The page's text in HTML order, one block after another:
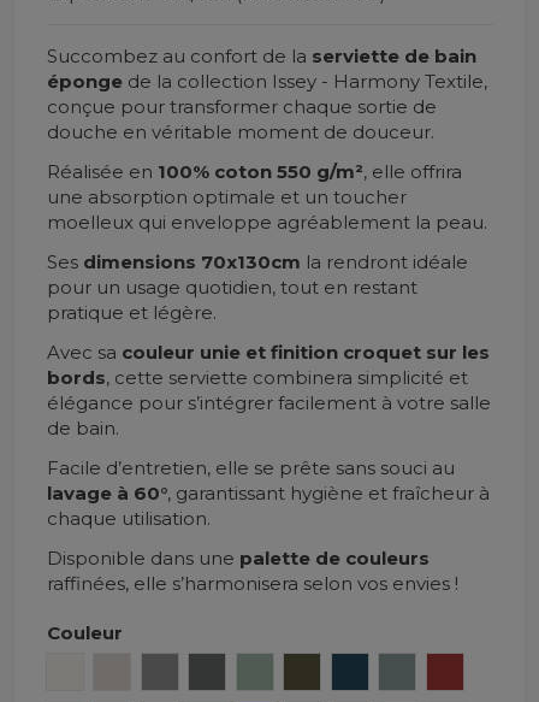
Succombez au confort de la serviette de bain
épongede la collection Issey - Harmony Textile,
conçue pour transformer chaque sortie de
douche en véritable moment de douceur.
Réalisée en 100% coton 550 g/m², elle offrira
une absorption optimale et un toucher
moelleux qui enveloppe agréablement la peau.
Ses dimensions 70x130cm la rendront idéale
pour un usage quotidien, tout en restant
pratique et légère.
Avec sa couleur unie et finition croquet sur les
bords, cette serviette combinera simplicité et
élégance pour s’intégrer facilement à votre salle
de bain.
Facile d’entretien, elle se prête sans souci au
lavage à 60°, garantissant hygiène et fraîcheur à
chaque utilisation.
Disponible dans une palette de couleurs
raffinées, elle s’harmonisera selon vos envies !
Couleur